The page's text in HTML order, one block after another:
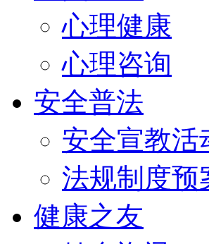
心理健康
心理咨询
安全普法
安全宣教活
法规制度预
健康之友